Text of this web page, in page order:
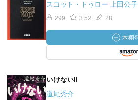
スコット・トゥロー 上田公子
299 3.52 28
いけないII
道尾秀介